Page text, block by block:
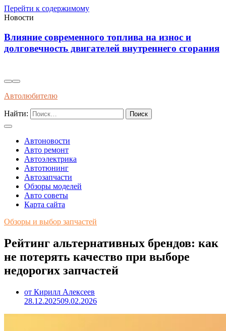
Перейти к содержимому
Новости
и
сгорания
Диагностика износостойкости
колодок через вибрационные и
Автолюбителю
Найти:
Автоновости
Авто ремонт
Автоэлектрика
Автотюнинг
Автозапчасти
Обзоры моделей
Авто советы
Карта сайта
Обзоры и выбор запчастей
Рейтинг альтернативных брендов: как
не потерять качество при выборе
недорогих запчастей
от Кирилл Алексеев
28.12.202509.02.2026